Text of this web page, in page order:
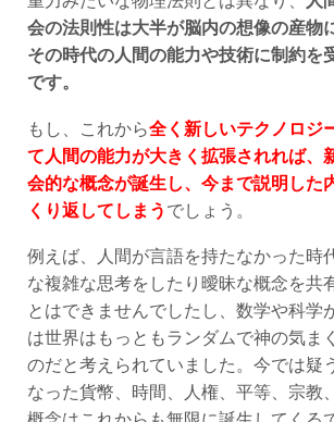
会の法則性は大半が脳内の想像の産物
その時代の人間の能力や技術に制約を
です。
全く新しいテクノロジ
て人間の能力が大きく拡張されれば、
会的な概念が誕生し、今まで説明した
くり返してしまう でしょう。
例えば、人間が言語を持たなかった時
な複雑な思考をしたり曖昧な概念を共
とはできませんでしたし、数学や科学
は世界はもっともランダムで神の気ま
のだと考えられていました。今では疑
なった貨幣、時間、人権、平等、宗教
概念はこれからも無限に誕生してくる